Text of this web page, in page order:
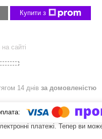
Купити з
сайті
14 днів за домовленістю
платежі. Тепер ви